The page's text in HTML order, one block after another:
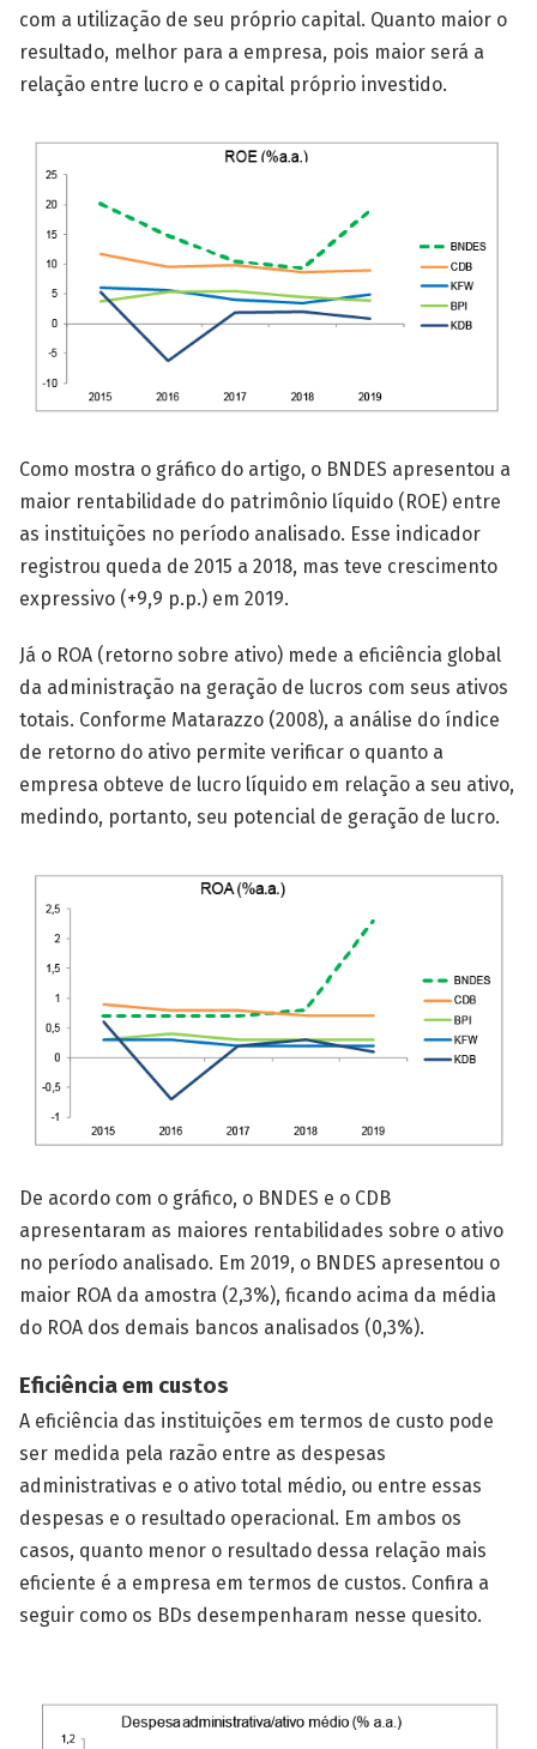
com a utilização de seu próprio capital. Quanto maior o
resultado, melhor para a empresa, pois maior será a
relação entre lucro e o capital próprio investido.
Como mostra o gráfico do artigo, o BNDES apresentou a
maior rentabilidade do patrimônio líquido (ROE) entre
as instituições no período analisado. Esse indicador
registrou queda de 2015 a 2018, mas teve crescimento
expressivo (+9,9 p.p.) em 2019.
Já o ROA (retorno sobre ativo) mede a eficiência global
da administração na geração de lucros com seus ativos
totais. Conforme Matarazzo (2008), a análise do índice
de retorno do ativo permite verificar o quanto a
empresa obteve de lucro líquido em relação a seu ativo,
medindo, portanto, seu potencial de geração de lucro.
De acordo com o gráfico, o BNDES e o CDB
apresentaram as maiores rentabilidades sobre o ativo
no período analisado. Em 2019, o BNDES apresentou o
maior ROA da amostra (2,3%), ficando acima da média
do ROA dos demais bancos analisados (0,3%).
Eficiência em custos
A eficiência das instituições em termos de custo pode
ser medida pela razão entre as despesas
administrativas e o ativo total médio, ou entre essas
despesas e o resultado operacional. Em ambos os
casos, quanto menor o resultado dessa relação mais
eficiente é a empresa em termos de custos. Confira a
seguir como os BDs desempenharam nesse quesito.